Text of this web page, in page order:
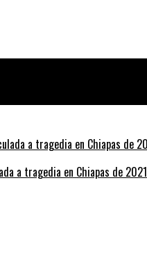
a tragedia en Chiapas de 2021